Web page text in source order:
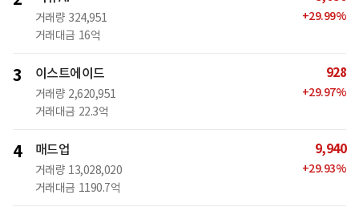
거래량 324,951
거래대금 16억
+29.99%
3 이스트에이드
거래량 2,620,951
거래대금 22.3억
928
+29.97%
4 매드업
거래량 13,028,020
거래대금 1190.7억
9,940
+29.93%